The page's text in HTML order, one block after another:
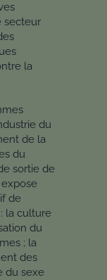
secteur
la
du
de la
du
sortie de
de
la culture
du
; la
des
du sexe